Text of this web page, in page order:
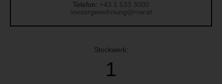
Telefon: +43 1 533 3000
vorsorgewohnung@rvw.at
Stockwerk:
1